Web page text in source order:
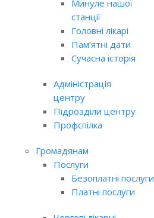
Минуле нашої
станції
Головні лікарі
Пам’ятні дати
Сучасна історія
Адміністрація
центру
Підрозділи центру
Профспілка
Громадянам
Послуги
Безоплатні послуги
Платні послуги